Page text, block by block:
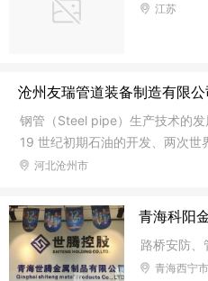
江苏
沧州友瑞管道装备制造有限公
钢管（Steel pipe）生产技术的发
19 世纪初期石油的开发、两次
制造，第二次世界大战后火电锅
产量和质量上的发展。 钢管不仅
热能、制造机械零件和容器，它
建筑结构网架、支柱和机械支架
40%，而且可实现工厂化机械化
河北沧州市
青海科阳
路桥安防、
青海西宁市